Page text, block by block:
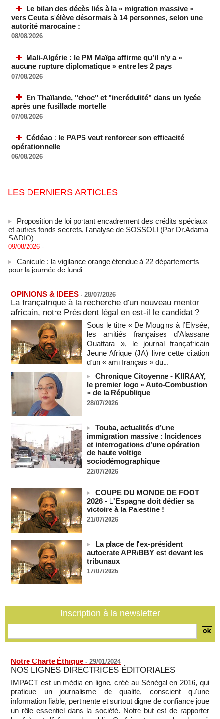
Le bilan des décès liés à la « migration massive »
vers Ceuta s'élève désormais à 14 personnes, selon une
autorité marocaine :
08/08/2026
Mali-Algérie : le PM Maïga affirme qu’il n’y a «
aucune rupture diplomatique » entre les 2 pays
07/08/2026
En Thaïlande, "choc" et "incrédulité" dans un lycée
après une fusillade mortelle
07/08/2026
Cédéao : le PAPS veut renforcer son efficacité
opérationnelle
06/08/2026
LES DERNIERS ARTICLES
et autres fonds secrets, l'analyse de SOSSOLI (Par Dr.Adama
SADIO)
09/08/2026
pour la journée de lundi
09/08/2026 -
Biden s’est aggravé, annonce son fils
09/08/2026 -
Des échanges de frappes font cinq morts en Ukraine et en
Russie
09/08/2026 -
L'Iran exige pour rouvrir Ormuz que les Etats-Unis acceptent
"toutes" ses conditions
09/08/2026 -
Iran : « aucune négociation directe » en cours avec les
États-Unis
09/08/2026 -
Chine : plus d’un million de personnes évacuées avant
l’arrivée du typhon Dolphin
un ancien colistier du Rassemblement national écroué pour
le meurtre présumé de son ex-compagne
09/08/2026 -
résistance à des puissances décidées à semer le chaos »
(Partie 2 & fin)
09/08/2026 -MOMAR DIENG
Les Émirats arabes unis annoncent que l'Iran a ciblé l'un de
leurs navires avec un missile dans le détroit d'Ormuz
08/08/2026 -
Le bilan des décès liés à la « migration massive » vers
Ceuta s'élève désormais à 14 personnes, selon une autorité
marocaine :
08/08/2026 -
08/08/2026 -MOMO ALADJI
SENEGAL - Les Unes de la presse quotidienne du 8/9 août
08/08/2026 -MOMO ALADJI
OPINIONS & IDEES - 28/07/2026
La françafrique à la recherche d'un nouveau mentor
africain, notre Président légal en est-il le candidat ?
Sous le titre « De Mougins à l’Elysée,
les amitiés françaises d’Alassane
Ouattara », le journal françafricain
Jeune Afrique (JA) livre cette citation
d’un « ami français » du...
Chronique Citoyenne - KIIRAAY,
le premier logo « Auto-Combustion
» de la République
28/07/2026
Touba, actualités d’une
immigration massive : Incidences
et interrogations d’une opération
de haute voltige
sociodémographique
22/07/2026
COUPE DU MONDE DE FOOT
2026 - L'Espagne doit dédier sa
victoire à la Palestine !
21/07/2026
La place de l'ex-président
autocrate APR/BBY est devant les
tribunaux
17/07/2026
Inscription à la newsletter
Notre Charte Éthique - 29/01/2024
NOS LIGNES DIRECTRICES ÉDITORIALES
IMPACT est un média en ligne, créé au Sénégal en 2016, qui
pratique un journalisme de qualité, conscient qu'une
information fiable, pertinente et surtout digne de confiance joue
un rôle essentiel dans la société. Notre but est de rapporter